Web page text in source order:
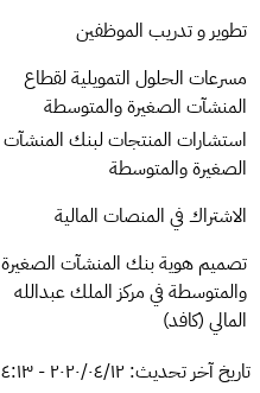
تطوير و تدريب الموظفين
مسرعات الحلول التمويلية لقطاع
المنشآت الصغيرة والمتوسطة
استشارات المنتجات لبنك المنشآت
الصغيرة والمتوسطة
الاشتراك في المنصات المالية
تصميم هوية بنك المنشآت الصغيرة
والمتوسطة في مركز الملك عبدالله
المالي (كافد)
تاريخ آخر تحديث: ١٢‏/٠٤‏/٢٠٢٠ - ٤:١٣ م